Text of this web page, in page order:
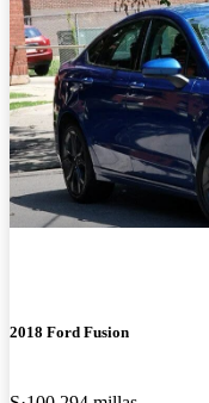
2018 Ford Fusion